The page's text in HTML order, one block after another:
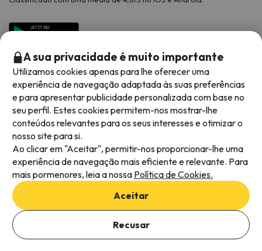
Ver ofertas
Métodos de pagamento disponíveis
Termos e condições gerais
Privacidade dos dados
Política de cookies
A sua privacidade é muito importante
Utilizamos cookies apenas para lhe oferecer uma
experiência de navegação adaptada às suas preferências
e para apresentar publicidade personalizada com base no
seu perfil. Estes cookies permitem-nos mostrar-lhe
conteúdos relevantes para os seus interesses e otimizar o
nosso site para si.
Ao clicar em "Aceitar", permitir-nos proporcionar-lhe uma
experiência de navegação mais eficiente e relevante. Para
mais pormenores, leia a nossa Política de Cookies.
Aceitar
Recusar